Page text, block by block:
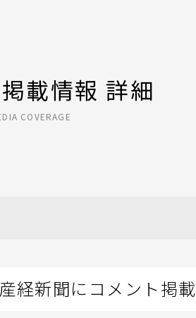
載情報 詳細
COVERAGE
経新聞にコメント掲載